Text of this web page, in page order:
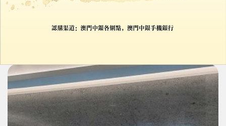
持股降至不足一成